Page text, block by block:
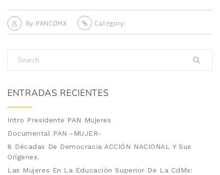
By PANCDMX Category:
ENTRADAS RECIENTES
Intro Presidente PAN Mujeres
Documental PAN -MUJER-
8 Décadas De Democracia ACCIÓN NACIONAL Y Sus
Orígenes.
Las Mujeres En La Educación Superior De La CdMx: